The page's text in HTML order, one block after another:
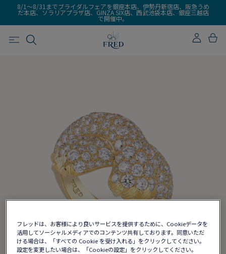
8/1～8/31までブライダルフェアを銀座本店、伊勢丹新宿店、阪急うめ
だ本店、ソラリアプラザ店、GINZA SIX店、西武池袋本店、銀座三越店
で開催中。
フレッドは、お客様により良いサービスを提供するために、Cookieデータを
活用してソーシャルメディアでのコンテンツ共有しております。同意いただ
ける場合は、「すべての Cookie を受け入れる」をクリックしてください。
設定を変更したい場合は、「Cookieの設定」をクリックしてください。